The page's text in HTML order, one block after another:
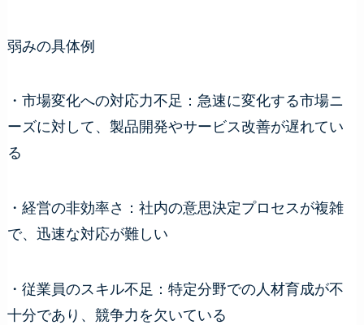
弱みの具体例
・市場変化への対応力不足：急速に変化する市場ニ
ーズに対して、製品開発やサービス改善が遅れてい
る
・経営の非効率さ：社内の意思決定プロセスが複雑
で、迅速な対応が難しい
・従業員のスキル不足：特定分野での人材育成が不
十分であり、競争力を欠いている